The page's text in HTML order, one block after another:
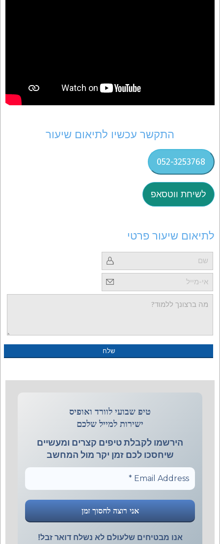
התקשר עכשיו לתיאום שיעור
052-3253768
לשיחת ווטסאפ
לתיאום שיעור פרטי
טיפ שבועי לוורד ואופיס
ישירות למייל שלכם
הירשמו לקבלת טיפים קצרים ומעשיים
שיחסכו לכם זמן יקר מול המחשב
אנו מבטיחים שלעולם לא נשלח דואר זבל!